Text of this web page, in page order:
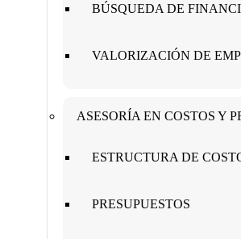
BÚSQUEDA DE
VALORIZACIÓN DE
ASESORÍA EN COSTOS Y
ESTRUCTURA DE
PRESUPUESTOS